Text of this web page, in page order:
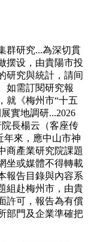
研究...為深切貫
摆设，由貴陽市投
研究與統計，請间
如需訂閱研究報
就《梅州市“十五
實地調研...2026
長楊云（客座传
年來，應中山市神
商產業研究院課題
坐或媒體不得轉載
報告目錄與內容系
組赴梅州市，由貴
許可，報告為有償
部門及企業準確把